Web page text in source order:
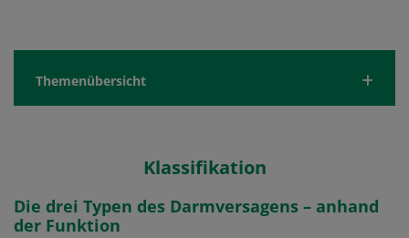
Themenübersicht
Klassifikation
Ätiologie und Pathogenese
Klassifikation
Die drei Typen des Darmversagens – anhand
der Funktion